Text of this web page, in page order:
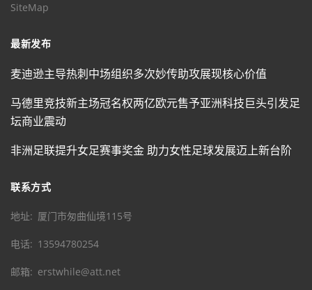
SiteMap
最新发布
麦迪逊主导热刺中场组织多次妙传助攻展现核心价值
马德里竞技新主场冠名权两亿欧元售予亚洲科技巨头引发足
坛商业震动
非洲足联提升女足赛事奖金 助力女性足球发展迈上新台阶
联系方式
地址 厦门市匆曲仙境115号
电话 13594780254
邮箱 erstwhile@att.net